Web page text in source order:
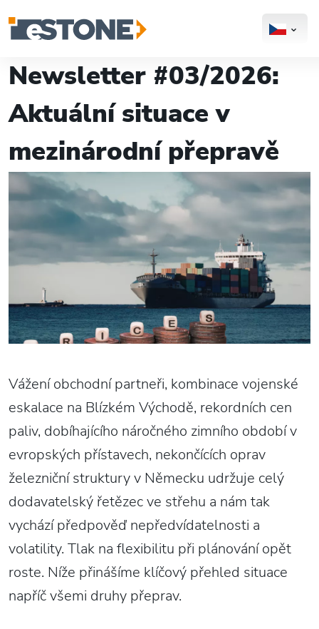
Newsletter #03/2026:
Aktuální situace v
mezinárodní přepravě
Vážení obchodní partneři, kombinace vojenské
eskalace na Blízkém Východě, rekordních cen
paliv, dobíhajícího náročného zimního období v
evropských přístavech, nekončících oprav
železniční struktury v Německu udržuje celý
dodavatelský řetězec ve střehu a nám tak
vychází předpověď nepředvídatelnosti a
volatility. Tlak na flexibilitu při plánování opět
roste. Níže přinášíme klíčový přehled situace
napříč všemi druhy přeprav.